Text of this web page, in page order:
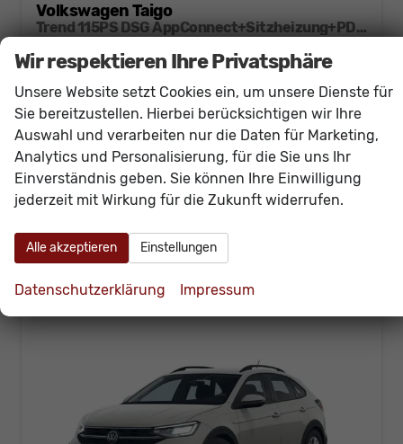
Volkswagen Taigo
Trend 115PS DSG AppConnect+Sitzheizung+PDC+Alu16+LED+DAB+FrontAssist
[6U6U] Ascotgrau
23.840,– €
incl. 19% MwSt.
Details
Verbrauch kombiniert:5,70 l/100km
CO -Emissionen:130,00 g/km
Wir respektieren Ihre Privatsphäre
Unsere Website setzt Cookies ein, um unsere Dienste für
Sie bereitzustellen. Hierbei berücksichtigen wir Ihre
Auswahl und verarbeiten nur die Daten für Marketing,
Analytics und Personalisierung, für die Sie uns Ihr
Einverständnis geben. Sie können Ihre Einwilligung
jederzeit mit Wirkung für die Zukunft widerrufen.
Alle akzeptieren Einstellungen
Datenschutzerklärung Impressum